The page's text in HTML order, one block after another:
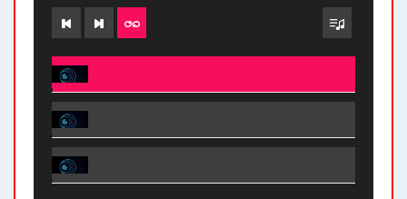
El Bucle News en Radio Gráfica. Bloque 2 . 28.04.24 - Jorge Gres
El Bucle News en Radio Gráfica. Bloque 1 . 28.04.24 - Jorge Gres
El Bucle News en Radio Gráfica. Bloque 2 . 21.04.24 - Jorge Gres